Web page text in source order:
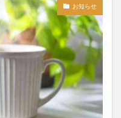
お知らせ